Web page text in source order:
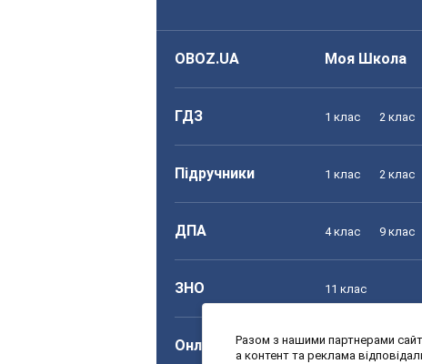
OBOZ.UA Моя Школа
ГДЗ 1 клас 2 клас
Підручники 1 клас 2 клас
ДПА 4 клас 9 клас
ЗНО 11 клас
Онлайн уроки 1 клас 2 клас
Разом з нашими партнерами
а контент та реклама